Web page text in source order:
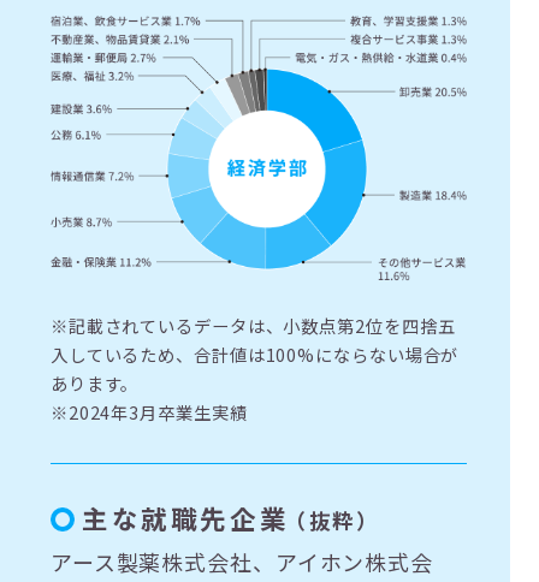
※記載されているデータは、小数点第2位を四捨五
入しているため、合計値は100%にならない場合が
あります。
※2024年3月卒業生実績
主な就職先企業 （抜粋）
アース製薬株式会社、アイホン株式会